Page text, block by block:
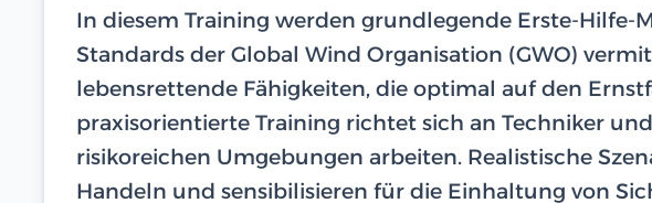
In diesem Training werden grundlegende Erste-Hilfe-
Standards der Global Wind Organisation (GWO)
lebensrettende Fähigkeiten, die optimal auf den
praxisorientierte Training richtet sich an Techniker
risikoreichen Umgebungen arbeiten. Realistische
Handeln und sensibilisieren für die Einhaltung von